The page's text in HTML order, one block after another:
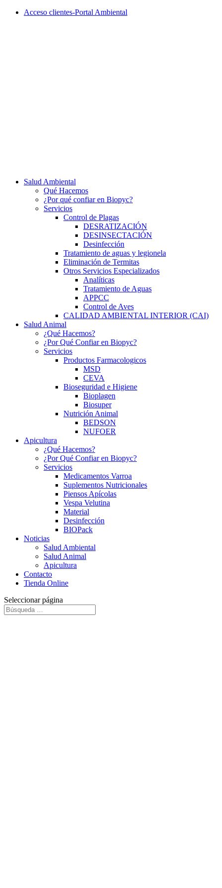
Acceso clientes-Portal Ambiental
Salud Ambiental
Qué Hacemos
¿Por qué confiar en Biopyc?
Servicios
Control de Plagas
DESRATIZACIÓN
DESINSECTACIÓN
Desinfección
Tratamiento de aguas y legionela
Eliminación de Termitas
Otros Servicios Especializados
Analíticas
Tratamiento de Aguas
APPCC
Control de Aves
CALIDAD AMBIENTAL INTERIOR (CAI)
Salud Animal
¿Qué Hacemos?
¿Por Qué Confiar en Biopyc?
Servicios
Productos Farmacologicos
MSD
CEVA
Bioseguridad e Higiene
Bioplagen
Biosuper
Nutrición Animal
BEDSON
NUFOER
Apicultura
¿Qué Hacemos?
¿Por Qué Confiar en Biopyc?
Servicios
Medicamentos Varroa
Suplementos Nutricionales
Piensos Apícolas
Vespa Velutina
Material
Desinfección
BIOPack
Noticias
Salud Ambiental
Salud Animal
Apicultura
Contacto
Tienda Online
Seleccionar página